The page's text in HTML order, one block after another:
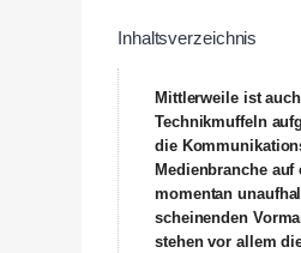
Inhaltsverzeichnis
Mittlerweile ist
Technikmuffeln
die
Medienbranche auf
momentan
scheinenden
stehen vor allem